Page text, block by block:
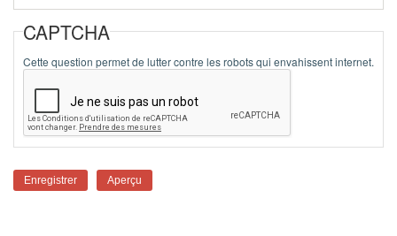
CAPTCHA
Cette question permet de lutter contre les robots qui envahissent internet.